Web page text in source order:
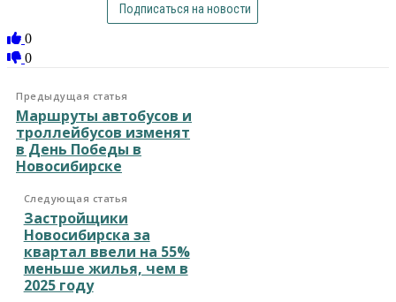
Подписаться на новости
0
0
Предыдущая статья
Маршруты автобусов и
троллейбусов изменят
в День Победы в
Новосибирске
Следующая статья
Застройщики
Новосибирска за
квартал ввели на 55%
меньше жилья, чем в
2025 году